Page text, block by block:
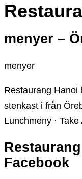
menyer –
menyer
Restaurang Hanoi
stenkast i från
Lunchmeny ·
Facebook